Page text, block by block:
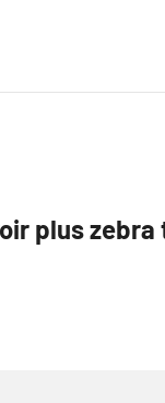
plus zebra